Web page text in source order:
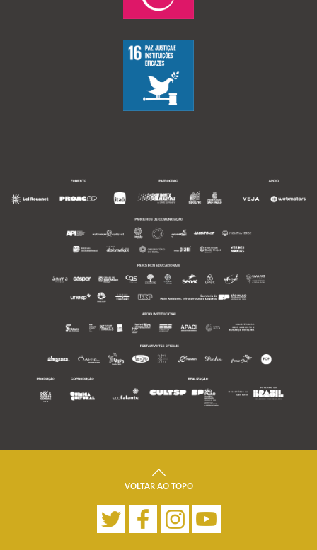
VOLTAR AO TOPO